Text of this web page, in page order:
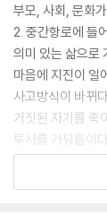
부모, 사회, 문화
2. 중간항로에 들
의미 있는 삶으로
마음에 지진이 일
사고방식이 바뀌다
거짓된 자기를 죽
투사를 거둬들이다
끝없을 것 같았던